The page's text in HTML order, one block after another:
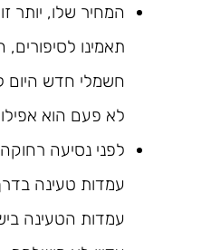
המחיר שלו, יותר
תאמינו
חשמלי חדש היום
לא פעם הוא אפילו
לפני נסיעה
עמדות טעינה
עמדות הטעינה